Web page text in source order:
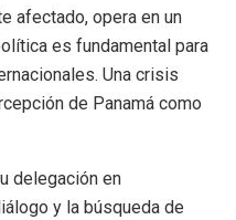
afectado, opera en un
es fundamental para
Una crisis
de Panamá como
delegación en
y la búsqueda de